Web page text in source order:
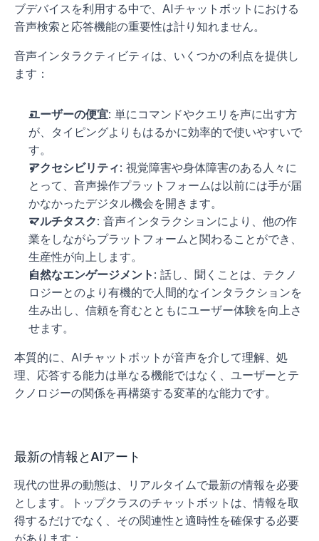
ブデバイスを利用する中で、AIチャットボットにおける
音声検索と応答機能の重要性は計り知れません。
音声インタラクティビティは、いくつかの利点を提供し
ます：
ユーザーの便宜: 単にコマンドやクエリを声に出す方
が、タイピングよりもはるかに効率的で使いやすいで
す。
アクセシビリティ: 視覚障害や身体障害のある人々に
とって、音声操作プラットフォームは以前には手が届
かなかったデジタル機会を開きます。
マルチタスク: 音声インタラクションにより、他の作
業をしながらプラットフォームと関わることができ、
生産性が向上します。
自然なエンゲージメント : 話し、聞くことは、テクノ
ロジーとのより有機的で人間的なインタラクションを
生み出し、信頼を育むとともにユーザー体験を向上さ
せます。
本質的に、AIチャットボットが音声を介して理解、処
理、応答する能力は単なる機能ではなく、ユーザーとテ
クノロジーの関係を再構築する変革的な能力です。
最新の情報とAIアート
現代の世界の動態は、リアルタイムで最新の情報を必要
とします。トップクラスのチャットボットは、情報を取
得するだけでなく、その関連性と適時性を確保する必要
があります：